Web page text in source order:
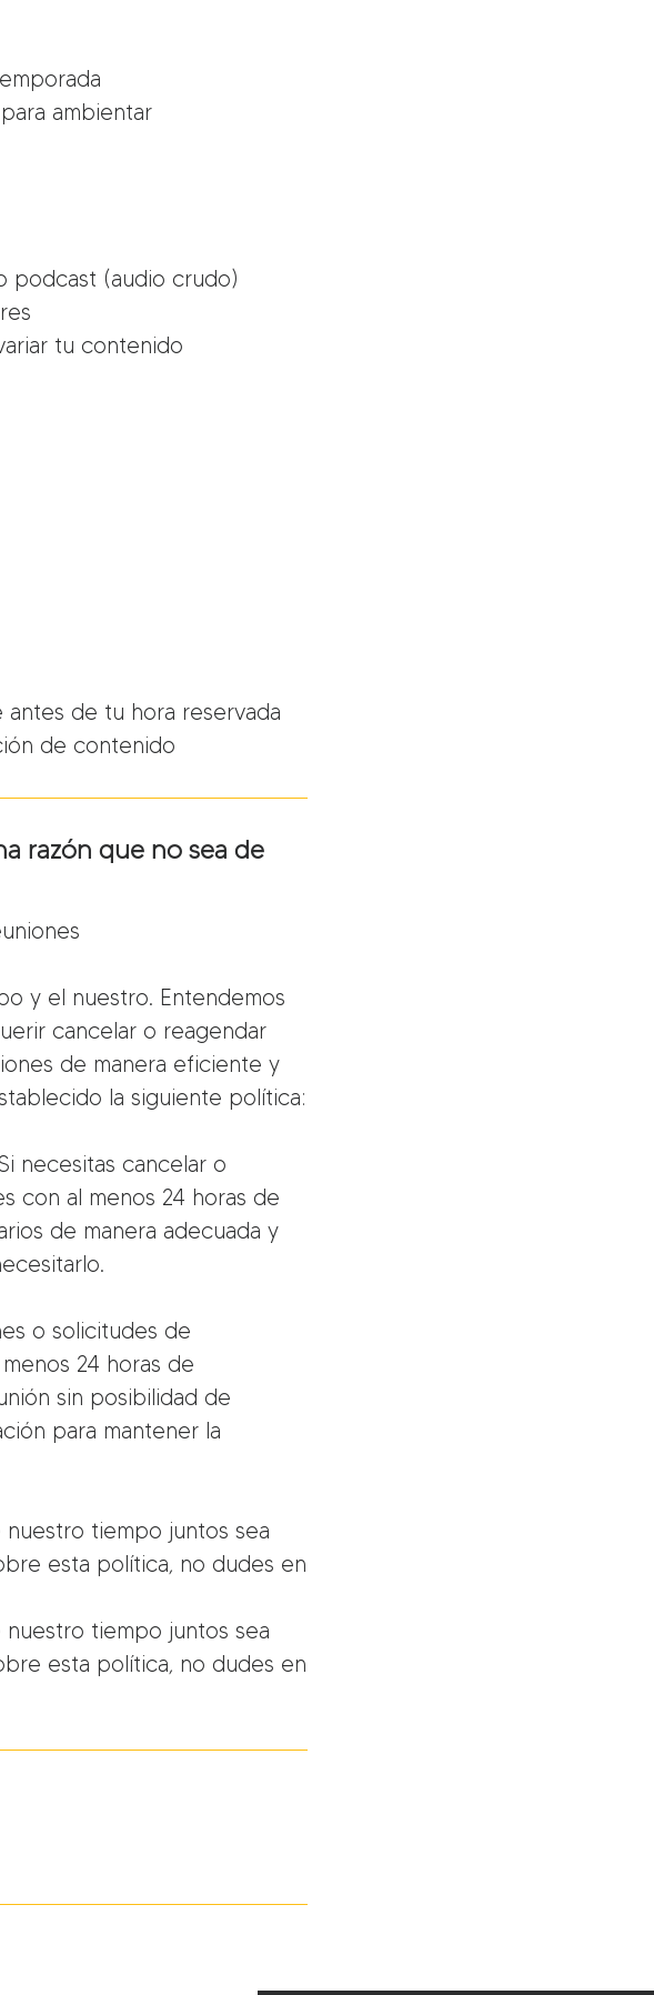
ambientar
podcast (audio crudo)
tu contenido
de tu hora reservada
de contenido
razón que no sea de
y el nuestro. Entendemos
cancelar o reagendar
de manera eficiente y
la siguiente política:
necesitas cancelar o
con al menos 24 horas de
de manera adecuada y
o solicitudes de
24 horas de
sin posibilidad de
para mantener la
tiempo juntos sea
esta política, no dudes en
tiempo juntos sea
esta política, no dudes en